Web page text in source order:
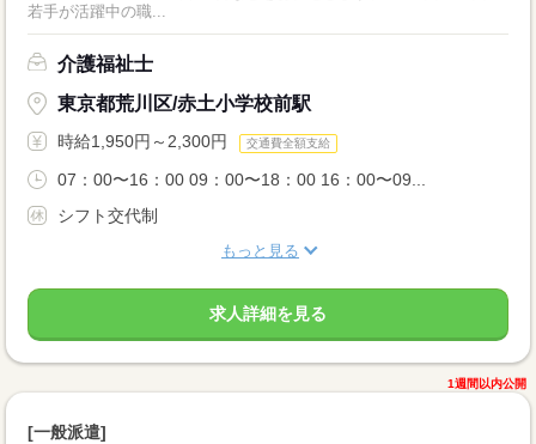
若手が活躍中の職...
介護福祉士
東京都荒川区/赤土小学校前駅
時給1,950円～2,300円 交通費全額支給
07：00〜16：00 09：00〜18：00 16：00〜09...
シフト交代制
もっと見る
求人詳細を見る
1週間以内公開
[一般派遣]